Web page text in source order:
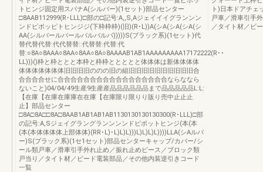
トヒンジ固定用スパナA(シルバー)(1セット)部品センター
□8AAB112999(R･LLL)□部の□記号:A,,S,Aジェイイイグランンン
ンドピボッピトヒンジジ(下枠枠枠)(旧)(R･L))A(シA(シA(シA(シ
AA(シルバールバールバルバルバ)))))S(ブラック系)(1セット)代
替代替代替:代代替替::代替替:代替:代
替:○8A○8AAA○8AA○8AA○8A○8AAAAB1AB1AAAAAAAAA17172222(R･･
LL)))()枠と枠ととと本枠と枠枠ととととと体体体は新体体体体
体体体体体体体旧旧旧旧ののの旧の組旧旧旧旧旧旧旧旧旧旧合
合合合合せに合合合合合合合合合合合合合合合合合ならななら
ないこと)04/04/49生産9生産産品品品品品品まで品品品品品L:L:
【在庫【在庫在庫庫在在庫【在庫限り限りり販り売中止止止
止】部品センター
□8A□8A□□8A□8AAB1AB1AB1AB1130130130130300(R･LLL)□部
の記号:A,Sジェイグラングランンンンドピボットヒンジ(本(本
(本(本体体体体上部体体)(RR･L)･L)L)L)))L)L)L)L))))LLA(シAルバ
ー)S(ブラック系)(1セ1セット)部品センターキャップ/カバー/シ
ール類戸車／滑車引手外れ止め／振れ止めピース／ブロック類
戸当り／タイト材／ビード電装部品／その他内装逆引きコード
一覧
ト)日本ドアチ
戸車／滑車引手
／タイト材／ビ